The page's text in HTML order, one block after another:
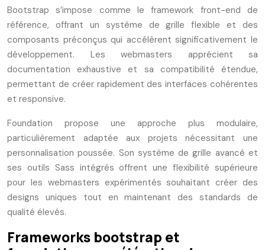
Bootstrap s’impose comme le framework front-end de
référence, offrant un système de grille flexible et des
composants préconçus qui accélèrent significativement le
développement. Les webmasters apprécient sa
documentation exhaustive et sa compatibilité étendue,
permettant de créer rapidement des interfaces cohérentes
et responsive.
Foundation propose une approche plus modulaire,
particulièrement adaptée aux projets nécessitant une
personnalisation poussée. Son système de grille avancé et
ses outils Sass intégrés offrent une flexibilité supérieure
pour les webmasters expérimentés souhaitant créer des
designs uniques tout en maintenant des standards de
qualité élevés.
Frameworks bootstrap et